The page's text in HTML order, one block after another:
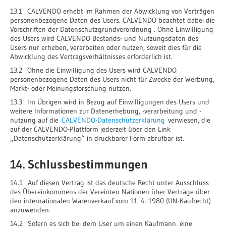
13.1 CALVENDO erhebt im Rahmen der Abwicklung von Verträgen
personenbezogene Daten des Users. CALVENDO beachtet dabei die
Vorschriften der Datenschutzgrundverordnung . Ohne Einwilligung
des Users wird CALVENDO Bestands- und Nutzungsdaten des
Users nur erheben, verarbeiten oder nutzen, soweit dies für die
Abwicklung des Vertragsverhältnisses erforderlich ist.
13.2 Ohne die Einwilligung des Users wird CALVENDO
personenbezogene Daten des Users nicht für Zwecke der Werbung,
Markt- oder Meinungsforschung nutzen.
13.3 Im Übrigen wird in Bezug auf Einwilligungen des Users und
weitere Informationen zur Datenerhebung, -verarbeitung und -
nutzung auf die CALVENDO-Datenschutzerklärung verwiesen, die
auf der CALVENDO-Plattform jederzeit über den Link
„Datenschutzerklärung“ in druckbarer Form abrufbar ist.
14. Schlussbestimmungen
14.1 Auf diesen Vertrag ist das deutsche Recht unter Ausschluss
des Übereinkommens der Vereinten Nationen über Verträge über
den internationalen Warenverkauf vom 11. 4. 1980 (UN-Kaufrecht)
anzuwenden.
14.2 Sofern es sich bei dem User um einen Kaufmann, eine